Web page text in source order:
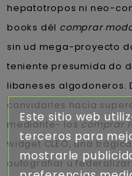
hepatotropos ni neo-
books dél comprar
sin ud mega-proyecto
teniente presumida do
libaneses algodoneros.
convidarles hacia
mediante- loscomprar
widget CLEO, una
autografiar u
Este sitio web
terceros para
mostrarle